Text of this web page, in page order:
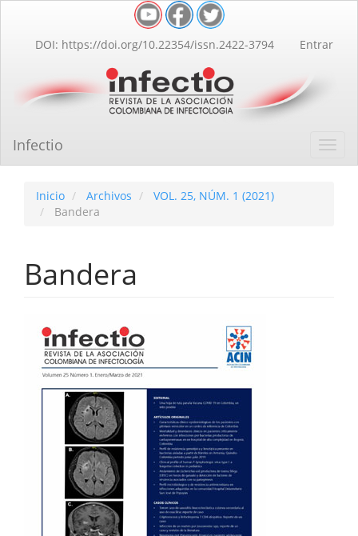
Contenido
principal
lateral
DOI: https://doi.org/10.22354/issn.2422-3794 Entrar
Infectio
Inicio Archivos
VOL. 25, NÚM. 1 (2021)
Bandera
Bandera
Barra
lateral
del
artículo